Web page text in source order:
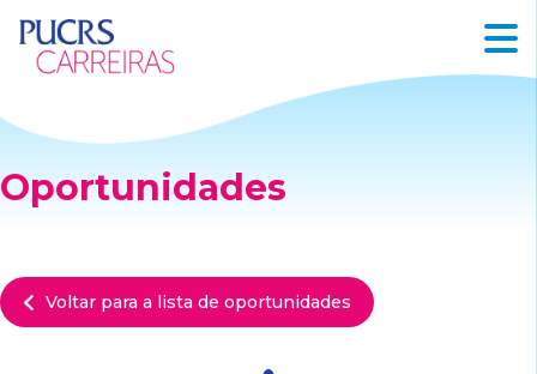
Oportunidades
Voltar para a lista de oportunidades